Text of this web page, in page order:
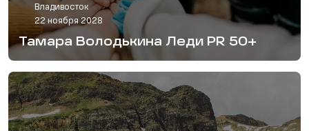
Владивосток
22 ноября 2028
Тамара Володькина Леди PR 50+